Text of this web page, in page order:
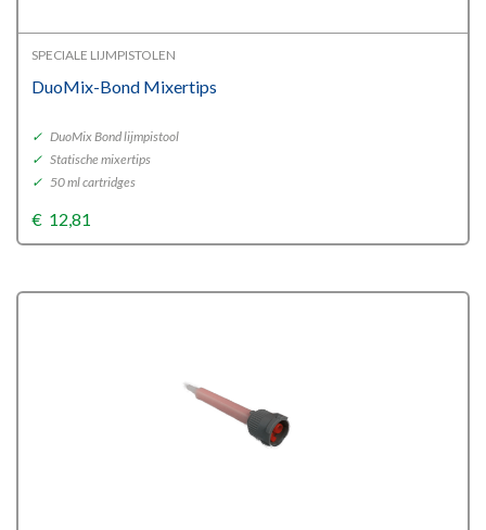
SPECIALE LIJMPISTOLEN
DuoMix-Bond Mixertips
✓ DuoMix Bond lijmpistool
✓ Statische mixertips
✓ 50 ml cartridges
€ 12,81